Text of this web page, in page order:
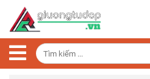
Trang
Chủ
Combo
Phòng